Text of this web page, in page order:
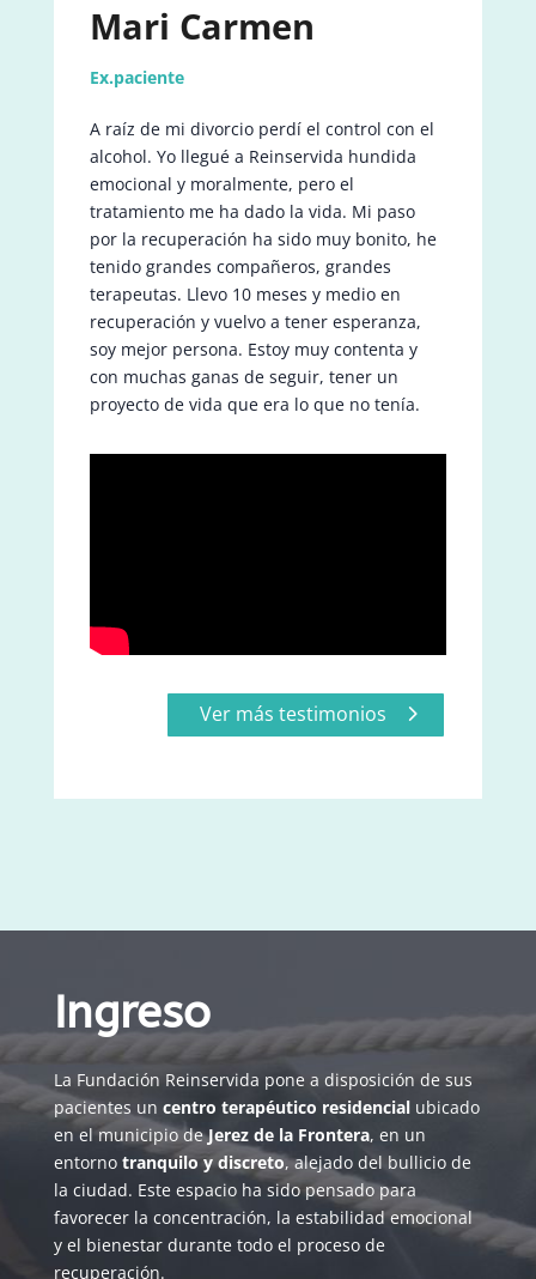
Mari Carmen
Ex.paciente
A raíz de mi divorcio perdí el control con el
alcohol. Yo llegué a Reinservida hundida
emocional y moralmente, pero el
tratamiento me ha dado la vida. Mi paso
por la recuperación ha sido muy bonito, he
tenido grandes compañeros, grandes
terapeutas. Llevo 10 meses y medio en
recuperación y vuelvo a tener esperanza,
soy mejor persona. Estoy muy contenta y
con muchas ganas de seguir, tener un
proyecto de vida que era lo que no tenía.
Ver más testimonios
Ingreso
La Fundación Reinservida pone a disposición de sus
pacientes un centro terapéutico residencialubicado
en el municipio deJerez de la Frontera, en un
entorno tranquilo y discreto, alejado del bullicio de
la ciudad. Este espacio ha sido pensado para
favorecer la concentración, la estabilidad emocional
y el bienestar durante todo el proceso de
recuperación.